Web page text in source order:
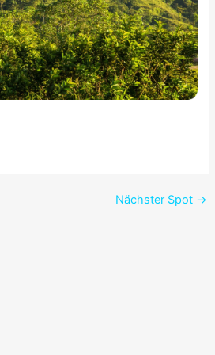
Nächster Spot →